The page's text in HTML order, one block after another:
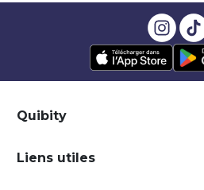
Quibity
Liens utiles